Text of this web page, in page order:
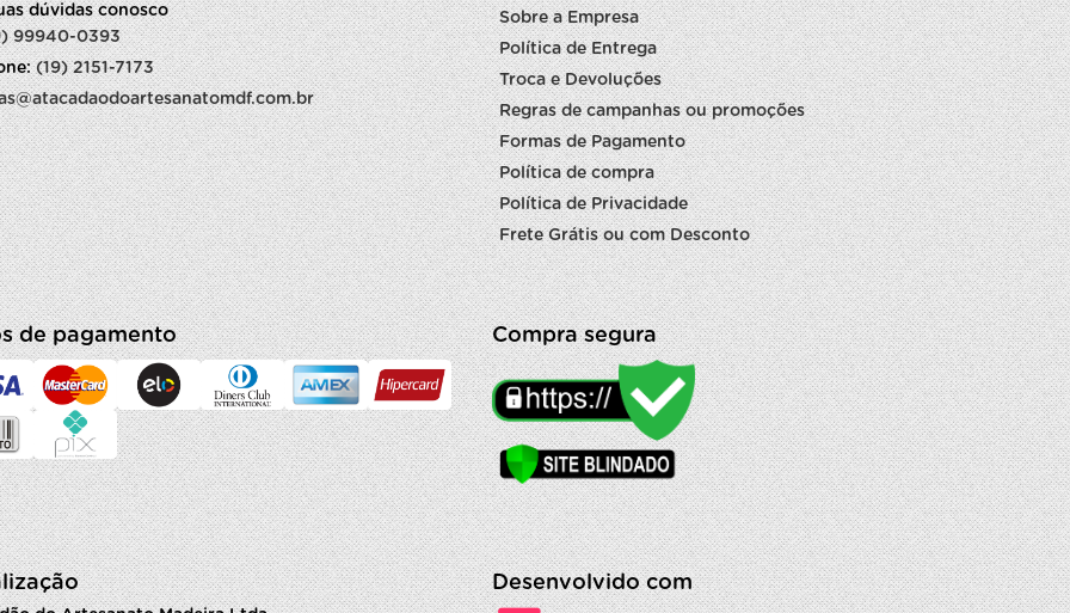
dúvidas conosco
99940-0393
(19) 2151-7173
Sobre a Empresa
Política de Entrega
Troca e Devoluções
Regras de campanhas ou promoções
Formas de Pagamento
Política de compra
Política de Privacidade
Frete Grátis ou com Desconto
de pagamento Compra segura
Desenvolvido com